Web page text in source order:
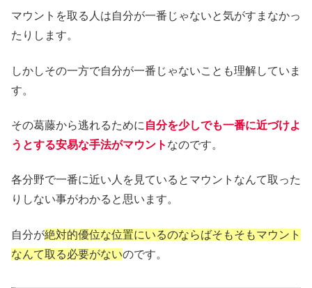
マウントを取る人は自分が一番じゃないと気がすまなかっ
たりします。
しかしその一方で自分が一番じゃないことも理解していま
す。
その葛藤から逃れるために 自分を少しでも一番に近づけよ
うとする安易な手法がマウント なのです。
各分野で一番に近い人を見ているとマウントなんて取った
りしない事がわかると思います。
自分が絶対的優位な位置にいるのならばそもそもマウント
なんて取る必要がないのです。